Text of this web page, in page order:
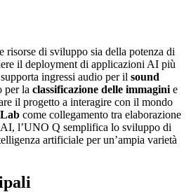
risorse di sviluppo sia della potenza di
il deployment di applicazioni AI più
ingressi audio per il sound
per la classificazione delle immagini e
il progetto a interagire con il mondo
come collegamento tra elaborazione
l’UNO Q semplifica lo sviluppo di
artificiale per un’ampia varietà